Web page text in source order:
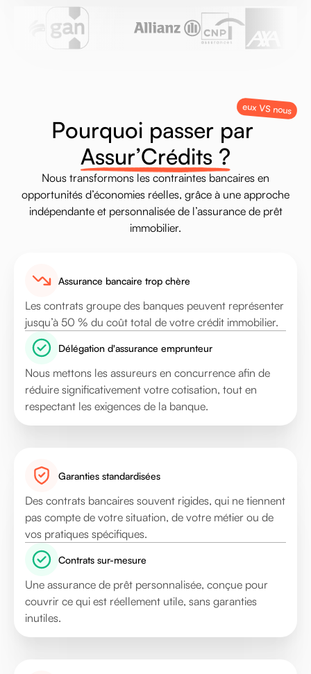
Pourquoi passer par
Assur’Crédits ?
Nous transformons les contraintes bancaires en
opportunités d’économies réelles, grâce à une approche
indépendante et personnalisée de l’assurance de prêt
immobilier.
eux VS nous
Assurance bancaire trop chère
Les contrats groupe des banques peuvent représenter
jusqu’à 50 % du coût total de votre crédit immobilier.
Délégation d'assurance emprunteur
Nous mettons les assureurs en concurrence afin de
réduire significativement votre cotisation, tout en
respectant les exigences de la banque.
Garanties standardisées
Des contrats bancaires souvent rigides, qui ne tiennent
pas compte de votre situation, de votre métier ou de
vos pratiques spécifiques.
Contrats sur-mesure
Une assurance de prêt personnalisée, conçue pour
couvrir ce qui est réellement utile, sans garanties
inutiles.